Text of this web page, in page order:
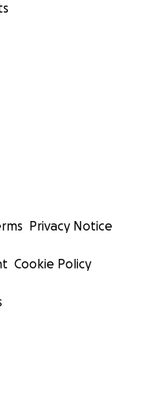
Privacy Notice
Cookie Policy